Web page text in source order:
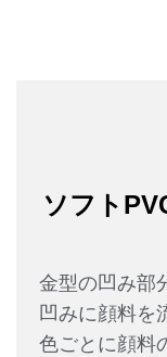
ソフト
金型の凹み部
凹みに顔料を
色ごとに顔料